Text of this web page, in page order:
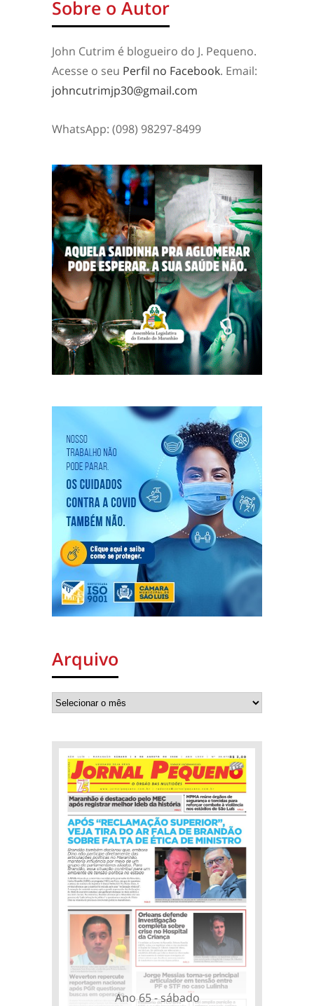
Sobre o Autor
John Cutrim é blogueiro do J. Pequeno.
Acesse o seu Perfil no Facebook. Email:
johncutrimjp30@gmail.com
WhatsApp: (098) 98297-8499
Arquivo
Ano 65 - sábado